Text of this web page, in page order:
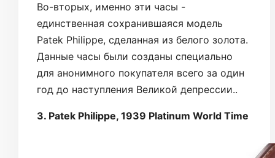
Во-вторых, именно эти часы -
единственная сохранившаяся модель
Patek Philippe, сделанная из белого золота.
Данные часы были созданы специально
для анонимного покупателя всего за один
год до наступления Великой депрессии..
3. Patek Philippe, 1939 Platinum World Time